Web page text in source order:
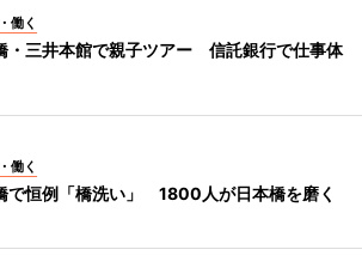
働く
・三井本館で親子ツアー 信託銀行で仕事体
働く
で恒例「橋洗い」 1800人が日本橋を磨く